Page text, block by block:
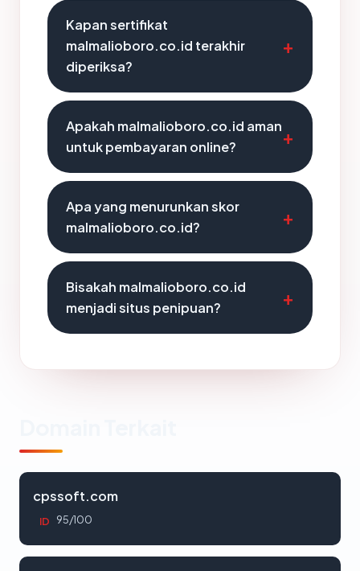
Kapan sertifikat
malmalioboro.co.id terakhir
diperiksa?
Apakah malmalioboro.co.id aman
untuk pembayaran online?
Apa yang menurunkan skor
malmalioboro.co.id?
Bisakah malmalioboro.co.id
menjadi situs penipuan?
cpssoft.com
ID 95/100